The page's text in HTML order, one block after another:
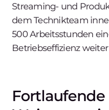
Streaming- und
dem Technikteam
500 Arbeitsstunden
Betriebseffizienz
Fortlaufende